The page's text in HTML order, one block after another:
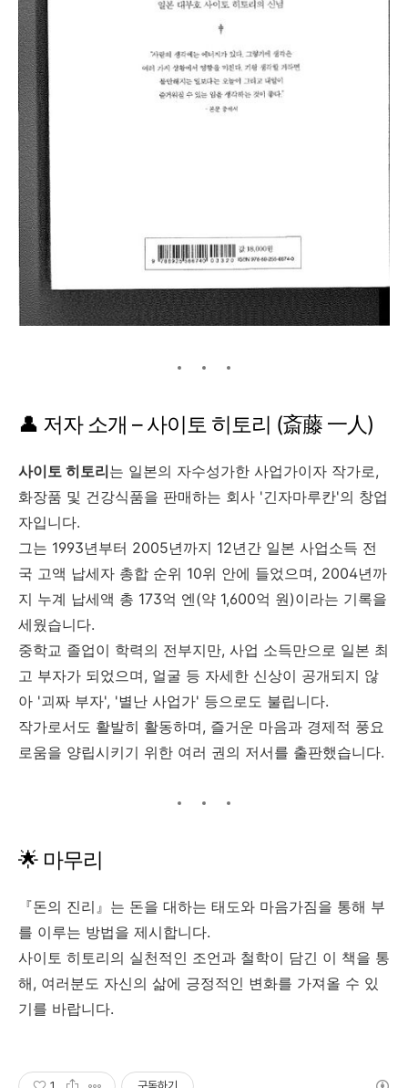
👤 저자 소개 – 사이토 히토리 (斎藤 一人)
사이토 히토리는 일본의 자수성가한 사업가이자 작가로,
화장품 및 건강식품을 판매하는 회사 '긴자마루칸'의 창업
자입니다.
그는 1993년부터 2005년까지 12년간 일본 사업소득 전
국 고액 납세자 총합 순위 10위 안에 들었으며, 2004년까
지 누계 납세액 총 173억 엔(약 1,600억 원)이라는 기록을
세웠습니다.
중학교 졸업이 학력의 전부지만, 사업 소득만으로 일본 최
고 부자가 되었으며, 얼굴 등 자세한 신상이 공개되지 않
아 '괴짜 부자', '별난 사업가' 등으로도 불립니다.
작가로서도 활발히 활동하며, 즐거운 마음과 경제적 풍요
로움을 양립시키기 위한 여러 권의 저서를 출판했습니다.
🌟 마무리
『돈의 진리』는 돈을 대하는 태도와 마음가짐을 통해 부
를 이루는 방법을 제시합니다.
사이토 히토리의 실천적인 조언과 철학이 담긴 이 책을 통
해, 여러분도 자신의 삶에 긍정적인 변화를 가져올 수 있
기를 바랍니다.